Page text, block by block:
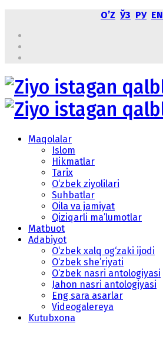
OʼZ ЎЗ РУ EN
Maqolalar
Islom
Hikmatlar
Tarix
O‘zbek ziyolilari
Suhbatlar
Oila va jamiyat
Qiziqarli ma’lumotlar
Matbuot
Adabiyot
O‘zbek xalq og‘zaki ijodi
O‘zbek she’riyati
O‘zbek nasri antologiyasi
Jahon nasri antologiyasi
Eng sara asarlar
Videogalereya
Kutubxona